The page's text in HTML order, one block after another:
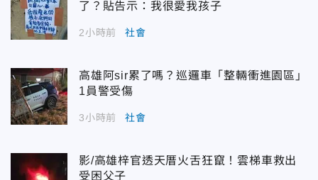
了？貼告示：我很愛我孩子
2小時前 社會
高雄阿sir累了嗎？巡邏車「整輛衝進園區」
1員警受傷
3小時前 社會
影/高雄梓官透天厝火舌狂竄！雲梯車救出
受困父子